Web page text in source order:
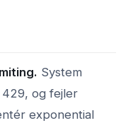
System
og fejler
exponential